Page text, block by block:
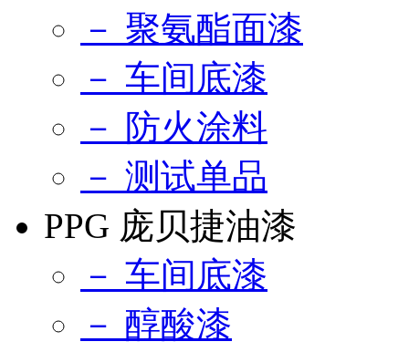
－ 聚氨酯面漆
－ 车间底漆
－ 防火涂料
－ 测试单品
PPG 庞贝捷油漆
－ 车间底漆
－ 醇酸漆